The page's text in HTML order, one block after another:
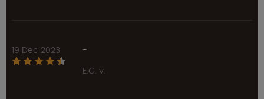
19 Dec 2023
-
E.G. v.